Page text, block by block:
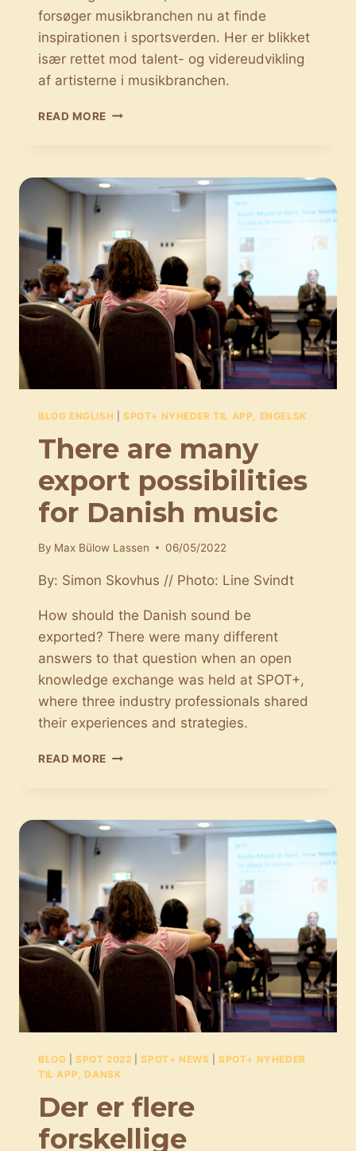
forsøger musikbranchen nu at finde
inspirationen i sportsverden. Her er blikket
især rettet mod talent- og videreudvikling
af artisterne i musikbranchen.
READ MORE SPORTEN
INDTOG
I
MUSIKBRANCHEN
BLOG ENGLISH SPOT+ NYHEDER TIL APP, ENGELSK
There are many
export possibilities
for Danish music
By Max Bülow Lassen 06/05/2022
By: Simon Skovhus // Photo: Line Svindt
How should the Danish sound be
exported? There were many different
answers to that question when an open
knowledge exchange was held at SPOT+,
where three industry professionals shared
their experiences and strategies.
READ MORE THERE
POSSIBILITIES
FOR
DANISH
MUSIC
BLOG |SPOT 2022 |SPOT+ NEWS |SPOT+ NYHEDER
TIL APP, DANSK
Der er flere
forskellige